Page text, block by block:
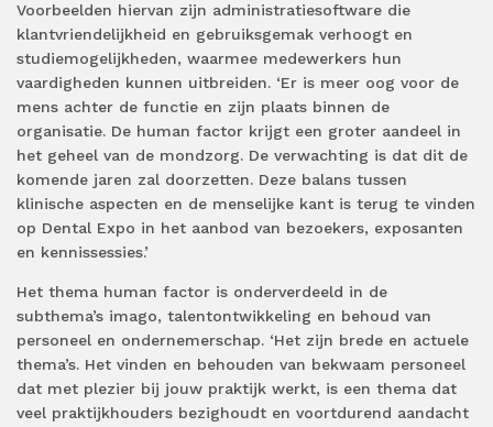
Voorbeelden hiervan zijn administratiesoftware die
klantvriendelijkheid en gebruiksgemak verhoogt en
studiemogelijkheden, waarmee medewerkers hun
vaardigheden kunnen uitbreiden. ‘Er is meer oog voor de
mens achter de functie en zijn plaats binnen de
organisatie. De human factor krijgt een groter aandeel in
het geheel van de mondzorg. De verwachting is dat dit de
komende jaren zal doorzetten. Deze balans tussen
klinische aspecten en de menselijke kant is terug te vinden
op Dental Expo in het aanbod van bezoekers, exposanten
en kennissessies.’
Het thema human factor is onderverdeeld in de
subthema’s imago, talentontwikkeling en behoud van
personeel en ondernemerschap. ‘Het zijn brede en actuele
thema’s. Het vinden en behouden van bekwaam personeel
dat met plezier bij jouw praktijk werkt, is een thema dat
veel praktijkhouders bezighoudt en voortdurend aandacht